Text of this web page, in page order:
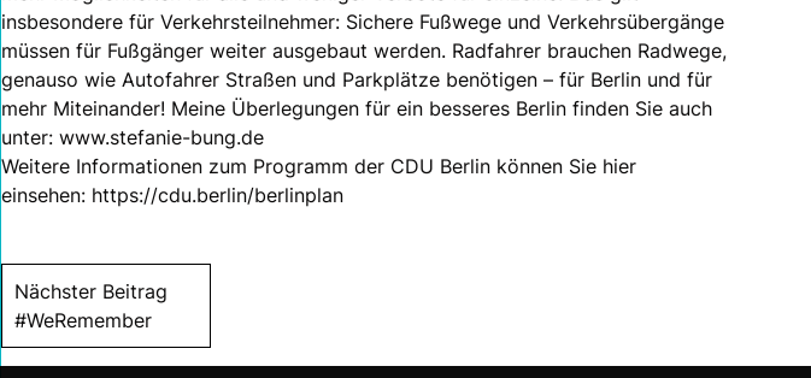
insbesondere für Verkehrsteilnehmer: Sichere Fußwege und Verkehrsübergänge
müssen für Fußgänger weiter ausgebaut werden. Radfahrer brauchen Radwege,
genauso wie Autofahrer Straßen und Parkplätze benötigen – für Berlin und für
mehr Miteinander! Meine Überlegungen für ein besseres Berlin finden Sie auch
unter: www.stefanie-bung.de
Weitere Informationen zum Programm der CDU Berlin können Sie hier
einsehen: https://cdu.berlin/berlinplan
Nächster Beitrag
#WeRemember